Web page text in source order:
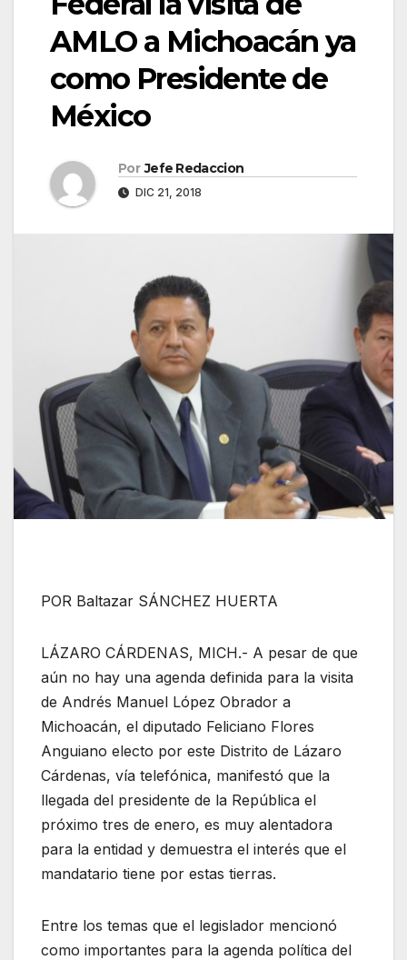
AMLO a Michoacán ya
como Presidente de
México
Por Jefe Redaccion
DIC 21, 2018
POR Baltazar SÁNCHEZ HUERTA
LÁZARO CÁRDENAS, MICH.- A pesar de que
aún no hay una agenda definida para la visita
de Andrés Manuel López Obrador a
Michoacán, el diputado Feliciano Flores
Anguiano electo por este Distrito de Lázaro
Cárdenas, vía telefónica, manifestó que la
llegada del presidente de la República el
próximo tres de enero, es muy alentadora
para la entidad y demuestra el interés que el
mandatario tiene por estas tierras.
Entre los temas que el legislador mencionó
como importantes para la agenda política del